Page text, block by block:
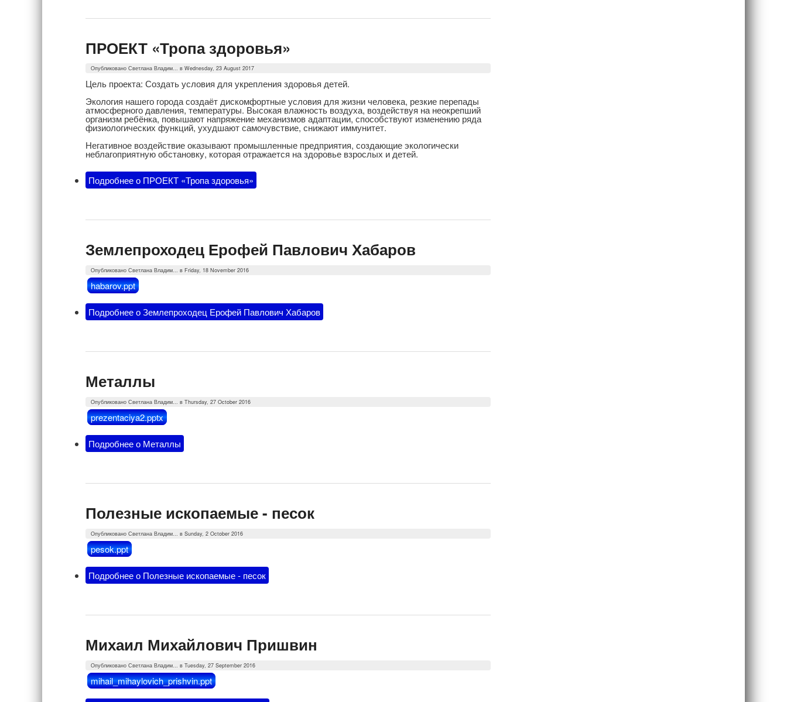
ПРОЕКТ «Тропа здоровья»
ОпубликованоСветлана Владим... в Wednesday, 23 August 2017
Цель проекта: Создать условия для укрепления здоровья детей.
Экология нашего города создаёт дискомфортные условия для жизни человека, резкие перепады
атмосферного давления, температуры. Высокая влажность воздуха, воздействуя на неокрепший
организм ребёнка, повышают напряжение механизмов адаптации, способствуют изменению ряда
физиологических функций, ухудшают самочувствие, снижают иммунитет.
Негативное воздействие оказывают промышленные предприятия, создающие экологически
неблагоприятную обстановку, которая отражается на здоровье взрослых и детей.
Подробнеео ПРОЕКТ «Тропа здоровья»
Землепроходец Ерофей Павлович Хабаров
ОпубликованоСветлана Владим... в Friday, 18 November 2016
habarov.ppt
Подробнеео Землепроходец Ерофей Павлович Хабаров
Металлы
ОпубликованоСветлана Владим... в Thursday, 27 October 2016
prezentaciya2.pptx
Подробнеео Металлы
Полезные ископаемые - песок
ОпубликованоСветлана Владим... в Sunday, 2 October 2016
pesok.ppt
Подробнеео Полезные ископаемые - песок
Михаил Михайлович Пришвин
ОпубликованоСветлана Владим... в Tuesday, 27 September 2016
mihail_mihaylovich_prishvin.ppt